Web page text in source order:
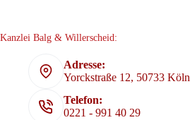
Kanzlei Balg & Willerscheid:
Adresse:
Yorckstraße 12, 50733 Köln
Telefon:
0221 - 991 40 29